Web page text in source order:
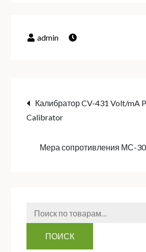
Навигация
по
Калибратор CV-431 Volt/mA
Calibrator
Мера сопротивления МС-
Искать:
ПОИСК